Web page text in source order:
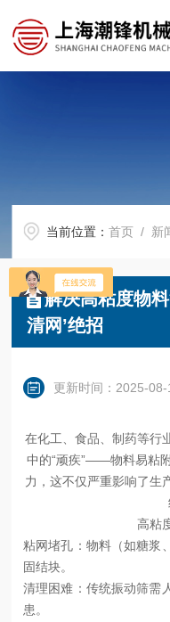
当前位置：首页 / 新
解决高粘度物
清网’绝招
更新时间：2025-08-
在化工、食品、制药等行
中的“顽疾”——物料易粘
力，这不仅严重影响了生
高粘
粘网堵孔 ：物料（如糖浆
固结块。
清理困难 ：传统振动筛需
患。